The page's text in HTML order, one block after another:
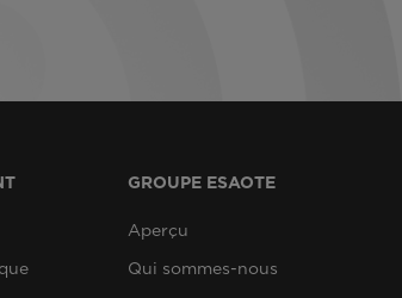
GROUPE ESAOTE
Aperçu
Qui sommes-nous